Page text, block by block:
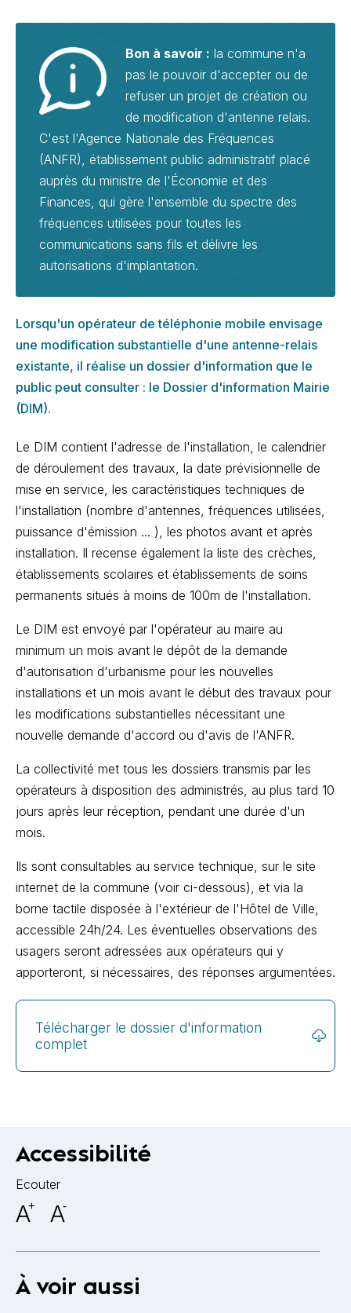
Bon à savoir : la commune n'a
pas le pouvoir d'accepter ou de
refuser un projet de création ou
de modification d'antenne relais.
C'est l'Agence Nationale des Fréquences
(ANFR), établissement public administratif placé
auprès du ministre de l'Économie et des
Finances, qui gère l'ensemble du spectre des
fréquences utilisées pour toutes les
communications sans fils et délivre les
autorisations d'implantation.
Lorsqu'un opérateur de téléphonie mobile envisage
une modification substantielle d'une antenne-relais
existante, il réalise un dossier d'information que le
public peut consulter : le Dossier d'information Mairie
(DIM).
Le DIM contient l'adresse de l'installation, le calendrier
de déroulement des travaux, la date prévisionnelle de
mise en service, les caractéristiques techniques de
l'installation (nombre d'antennes, fréquences utilisées,
puissance d'émission ... ), les photos avant et après
installation. Il recense également la liste des crèches,
établissements scolaires et établissements de soins
permanents situés à moins de 100m de l'installation.
Le DIM est envoyé par l'opérateur au maire au
minimum un mois avant le dépôt de la demande
d'autorisation d'urbanisme pour les nouvelles
installations et un mois avant le début des travaux pour
les modifications substantielles nécessitant une
nouvelle demande d'accord ou d'avis de l'ANFR.
La collectivité met tous les dossiers transmis par les
opérateurs à disposition des administrés, au plus tard 10
jours après leur réception, pendant une durée d'un
mois.
Ils sont consultables au service technique, sur le site
internet de la commune (voir ci-dessous), et via la
borne tactile disposée à l'extérieur de l'Hôtel de Ville,
accessible 24h/24. Les éventuelles observations des
usagers seront adressées aux opérateurs qui y
apporteront, si nécessaires, des réponses argumentées.
Télécharger le dossier d'information
complet
Accessibilité
Ecouter
A+ A-
À voir aussi